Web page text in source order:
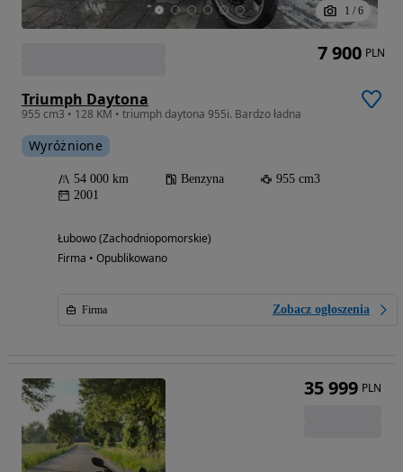
1 / 6
Triumph Daytona
955 cm3 • 128 KM • triumph daytona 955i. Bardzo ładna
Wyróżnione
54 000 km Benzyna
955 cm3
2001
Łubowo (Zachodniopomorskie)
Firma • Opublikowano
Firma Zobacz ogłoszenia
7 900 PLN
35 999 PLN